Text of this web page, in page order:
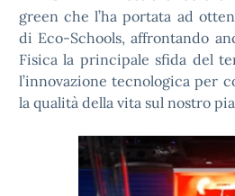
green che l’ha portata ad
di Eco-Schools, affrontando
Fisica la principale sfida del
l’innovazione tecnologica per
la qualità della vita sul nostro